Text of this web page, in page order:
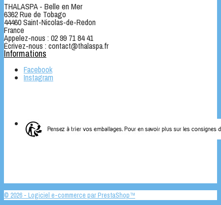
THALASPA - Belle en Mer
6362 Rue de Tobago
44460 Saint-Nicolas-de-Redon
France
Appelez-nous : 02 99 71 84 41
Écrivez-nous : contact@thalaspa.fr
Informations
Facebook
Instagram
© 2026 - Logiciel e-commerce par PrestaShop™